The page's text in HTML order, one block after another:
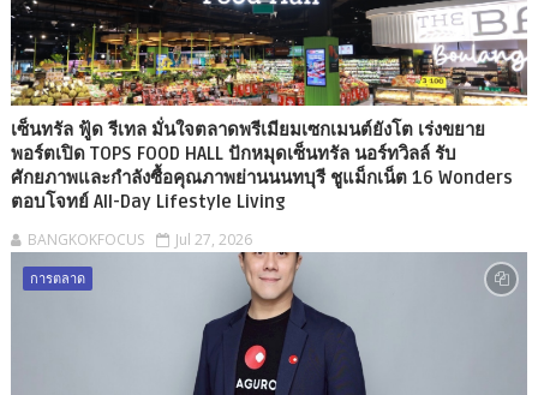
เซ็นทรัล ฟู้ด รีเทล มั่นใจตลาดพรีเมียมเซกเมนต์ยังโต เร่งขยาย
พอร์ตเปิด TOPS FOOD HALL ปักหมุดเซ็นทรัล นอร์ทวิลล์ รับ
ศักยภาพและกำลังซื้อคุณภาพย่านนนทบุรี ชูแม็กเน็ต 16 Wonders
ตอบโจทย์ All-Day Lifestyle Living
BANGKOKFOCUS Jul 27, 2026
การตลาด